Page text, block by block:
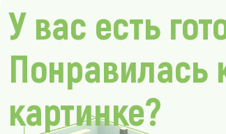
У вас есть
Понравилась
картинке?